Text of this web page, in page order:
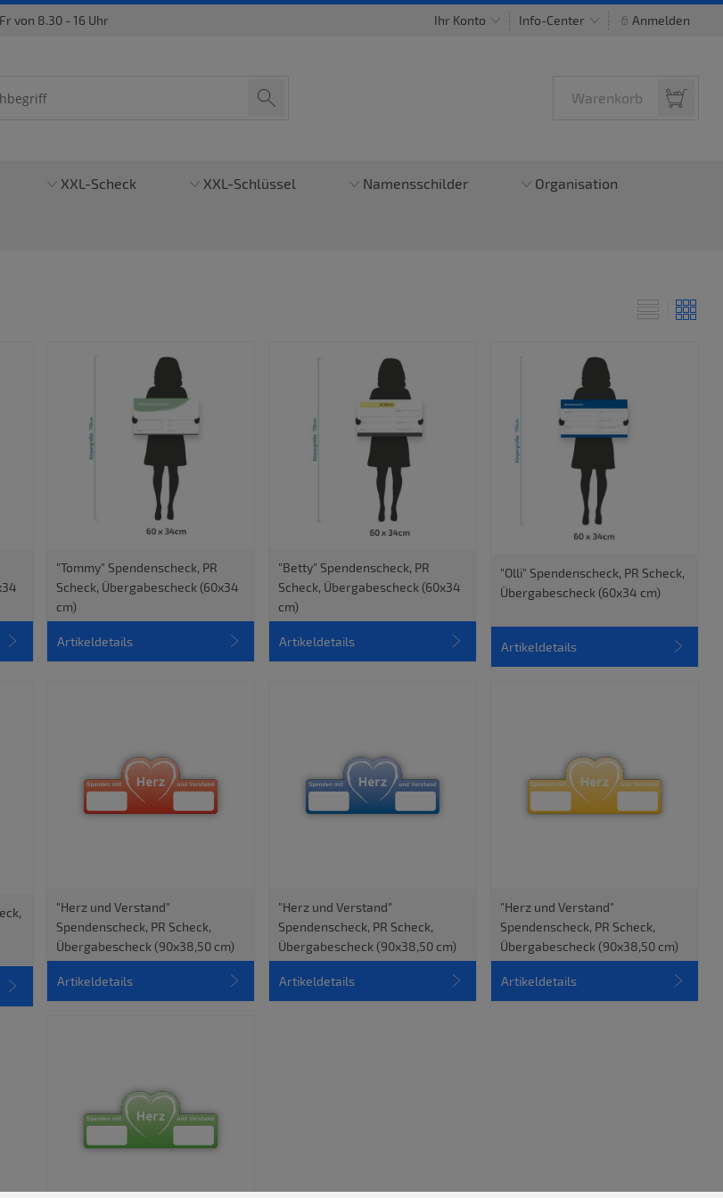
von 8.30 - 16 Uhr Ihr Konto Info-Center Anmelden
Warenkorb
XXL-Scheck XXL-Schlüssel Namensschilder Organisation
"Tommy" Spendenscheck, PR
Scheck, Übergabescheck (60x34
cm)
Artikeldetails
"Betty" Spendenscheck, PR
Scheck, Übergabescheck (60x34
cm)
Artikeldetails
"Olli" Spendenscheck, PR Scheck,
Übergabescheck (60x34 cm)
Artikeldetails
"Herz und Verstand"
Spendenscheck, PR Scheck,
Übergabescheck (90x38,50 cm)
Artikeldetails
"Herz und Verstand"
Spendenscheck, PR Scheck,
Übergabescheck (90x38,50 cm)
Artikeldetails
"Herz und Verstand"
Spendenscheck, PR Scheck,
Übergabescheck (90x38,50 cm)
Artikeldetails